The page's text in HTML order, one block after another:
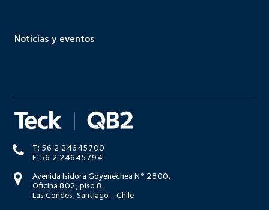
Noticias y eventos
T: 56 2 24645700
F: 56 2 24645794
Avenida Isidora Goyenechea N° 2800,
Oficina 802, piso 8.
Las Condes, Santiago - Chile